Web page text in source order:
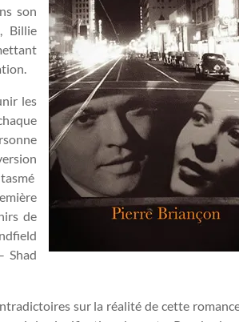
son
Billie
les
de
Shad
sur la réalité de cette